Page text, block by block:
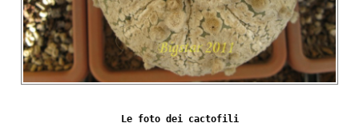
Le foto dei cactofili